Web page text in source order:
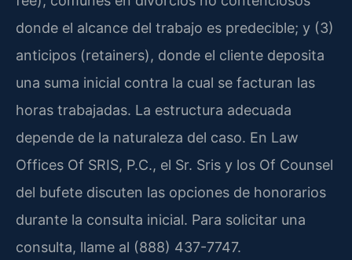
donde el alcance del trabajo es predecible; y (3)
anticipos (retainers), donde el cliente deposita
una suma inicial contra la cual se facturan las
horas trabajadas. La estructura adecuada
depende de la naturaleza del caso. En Law
Offices Of SRIS, P.C., el Sr. Sris y los Of Counsel
del bufete discuten las opciones de honorarios
durante la consulta inicial. Para solicitar una
consulta, llame al (888) 437-7747.